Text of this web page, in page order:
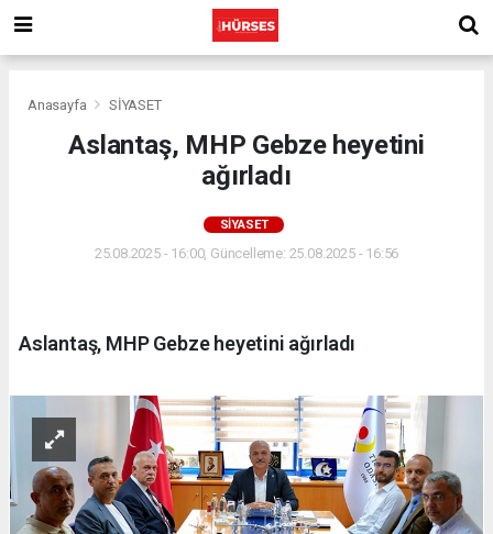
Anasayfa SİYASET
Aslantaş, MHP Gebze heyetini
ağırladı
SİYASET
25.08.2025 - 16:00, Güncelleme: 25.08.2025 - 16:56
Aslantaş, MHP Gebze heyetini ağırladı